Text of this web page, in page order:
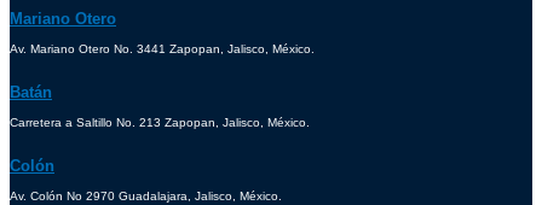
Mariano Otero
Av. Mariano Otero No. 3441 Zapopan, Jalisco, México.
Batán
Carretera a Saltillo No. 213 Zapopan, Jalisco, México.
Colón
Av. Colón No 2970 Guadalajara, Jalisco, México.